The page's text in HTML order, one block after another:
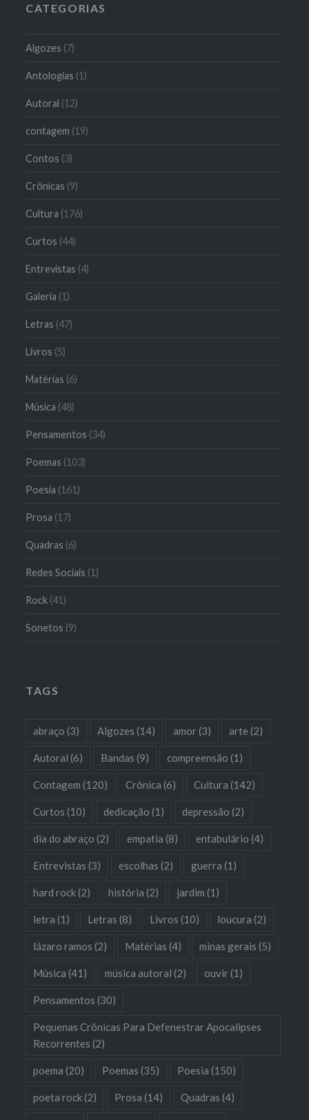
CATEGORIAS
Algozes (7)
Antologias (1)
Autoral (12)
contagem (19)
Contos (3)
Crônicas (9)
Cultura (176)
Curtos (44)
Entrevistas (4)
Galeria (1)
Letras (47)
Livros (5)
Matérias (6)
Música (48)
Pensamentos (34)
Poemas (103)
Poesia (161)
Prosa (17)
Quadras (6)
Redes Sociais (1)
Rock (41)
Sonetos (9)
TAGS
abraço (3) Algozes (14) amor(3) arte (2)
Autoral (6) Bandas (9) compreensão (1)
Contagem (120) Crônica (6) Cultura (142)
Curtos (10) dedicação (1) depressão (2)
dia do abraço (2) empatia (8) entabulário (4)
Entrevistas (3) escolhas (2) guerra (1)
hard rock(2) história (2) jardim (1)
letra (1) Letras (8) Livros (10) loucura (2)
lázaro ramos (2) Matérias (4) minas gerais (5)
Música (41) música autoral (2) ouvir(1)
Pensamentos (30)
Pequenas Crônicas Para Defenestrar Apocalipses
Recorrentes (2)
poema (20) Poemas (35) Poesia (150)
poeta rock(2) Prosa (14) Quadras (4)